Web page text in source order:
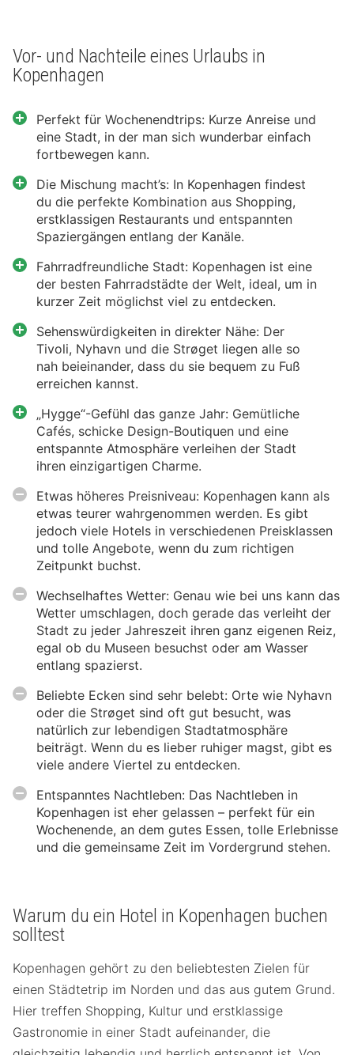
Vor- und Nachteile eines Urlaubs in
Kopenhagen
Perfekt für Wochenendtrips: Kurze Anreise und
eine Stadt, in der man sich wunderbar einfach
fortbewegen kann.
Die Mischung macht’s: In Kopenhagen findest
du die perfekte Kombination aus Shopping,
erstklassigen Restaurants und entspannten
Spaziergängen entlang der Kanäle.
Fahrradfreundliche Stadt: Kopenhagen ist eine
der besten Fahrradstädte der Welt, ideal, um in
kurzer Zeit möglichst viel zu entdecken.
Sehenswürdigkeiten in direkter Nähe: Der
Tivoli, Nyhavn und die Strøget liegen alle so
nah beieinander, dass du sie bequem zu Fuß
erreichen kannst.
„Hygge“-Gefühl das ganze Jahr: Gemütliche
Cafés, schicke Design-Boutiquen und eine
entspannte Atmosphäre verleihen der Stadt
ihren einzigartigen Charme.
Etwas höheres Preisniveau: Kopenhagen kann als
etwas teurer wahrgenommen werden. Es gibt
jedoch viele Hotels in verschiedenen Preisklassen
und tolle Angebote, wenn du zum richtigen
Zeitpunkt buchst.
Wechselhaftes Wetter: Genau wie bei uns kann das
Wetter umschlagen, doch gerade das verleiht der
Stadt zu jeder Jahreszeit ihren ganz eigenen Reiz,
egal ob du Museen besuchst oder am Wasser
entlang spazierst.
Beliebte Ecken sind sehr belebt: Orte wie Nyhavn
oder die Strøget sind oft gut besucht, was
natürlich zur lebendigen Stadtatmosphäre
beiträgt. Wenn du es lieber ruhiger magst, gibt es
viele andere Viertel zu entdecken.
Entspanntes Nachtleben: Das Nachtleben in
Kopenhagen ist eher gelassen – perfekt für ein
Wochenende, an dem gutes Essen, tolle Erlebnisse
und die gemeinsame Zeit im Vordergrund stehen.
Warum du ein Hotel in Kopenhagen buchen
solltest
Kopenhagen gehört zu den beliebtesten Zielen für
einen Städtetrip im Norden und das aus gutem Grund.
Hier treffen Shopping, Kultur und erstklassige
Gastronomie in einer Stadt aufeinander, die